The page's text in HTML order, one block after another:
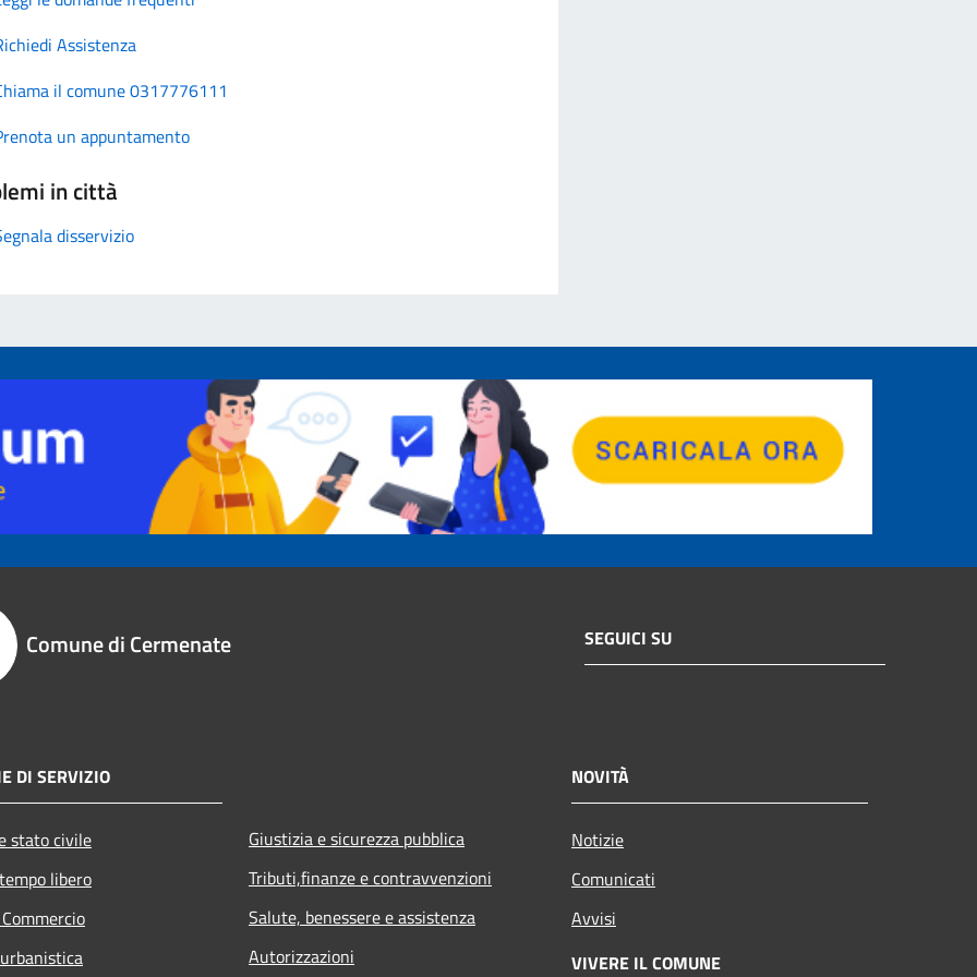
Assistenza
il comune 0317776111
un appuntamento
in città
disservizio
Comune di Cermenate SEGUICI SU
DI SERVIZIO
stato civile
libero
Giustizia e sicurezza pubblica
Tributi,finanze e contravvenzioni
Salute, benessere e assistenza
Autorizzazioni
NOVITÀ
Notizie
Comunicati
Avvisi
VIVERE IL COMUNE